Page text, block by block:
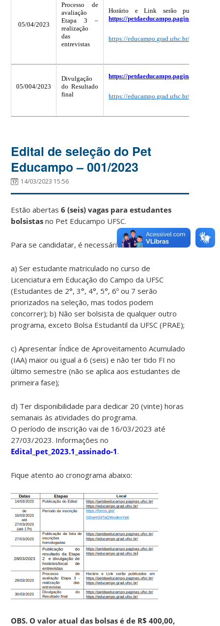
05/04/2023
Processo de
avaliação
Etapa 3 –
realização
das
entrevistas
Horário e Link serão publicados
https://petdaeducampo.paginas.ufsc.br/
https://educampo.grad.ufsc.br/
05/004/2023
Divulgação
do Resultado
final
https://petdaeducampo.paginas.ufsc.br/
https://educampo.grad.ufsc.br/
Edital de seleção do Pet
Educampo – 001/2023
14/03/2023 15:56
Estão abertas6 (seis) vagas para estudantes
bolsistas no Pet Educampo UFSC.
Para se candidatar, é necessário:
a) Ser estudante matriculado no curso de
Licenciatura em Educação do Campo da UFSC
(Estudantes de 2°, 3°, 4°, 5°, 6º ou 7 serão
priorizados na seleção, mas todos podem
concorrer); b) Não ser bolsista de qualquer outro
programa, exceto Bolsa Estudantil da UFSC (PRAE);
c) Apresentar Índice de Aproveitamento Acumulado
(IAA) maior ou igual a 6 (seis) e não ter tido FI no
último semestre (não se aplica aos estudantes de
primeira fase);
d) Ter disponibilidade para dedicar 20 (vinte) horas
semanais às atividades do programa.
O período de inscrição vai de 16/03/2023 até
27/03/2023. Informações no
Edital_pet_2023.1_assinado-1.
Fique atento ao cronograma abaixo:
OBS. O valor atual das bolsas é de R$ 400,00,